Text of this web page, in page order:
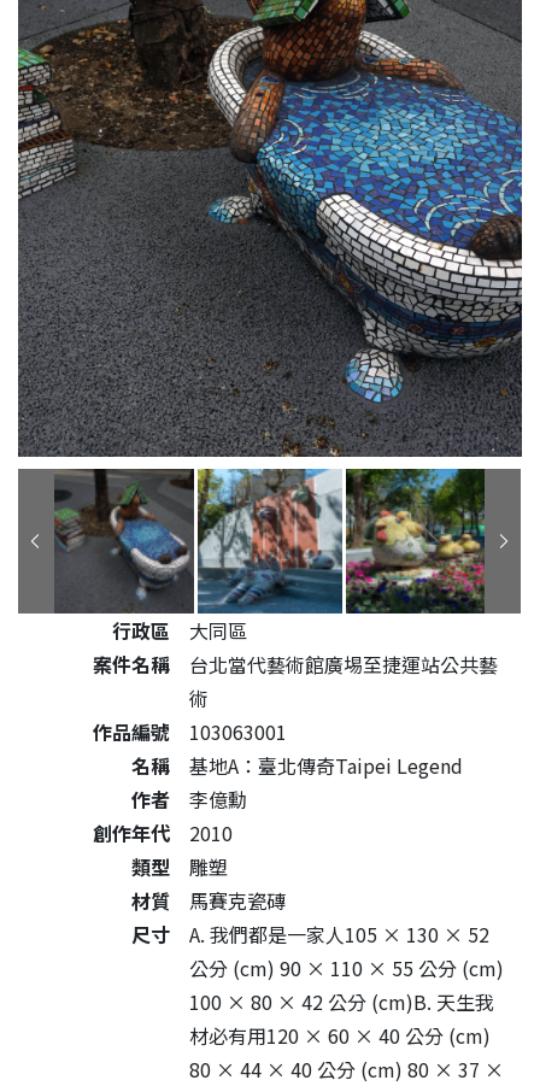
公共藝術作品詳細資料
行政區
大同區
案件名稱
台北當代藝術館廣埸至捷運站公共藝
術
作品編號
103063001
名稱
基地A：臺北傳奇Taipei Legend
作者
李億勳
創作年代
2010
類型
雕塑
材質
馬賽克瓷磚
尺寸
A. 我們都是一家人105 × 130 × 52
公分 (cm) 90 × 110 × 55 公分 (cm)
100 × 80 × 42 公分 (cm)B. 天生我
材必有用120 × 60 × 40 公分 (cm)
80 × 44 × 40 公分 (cm) 80 × 37 ×